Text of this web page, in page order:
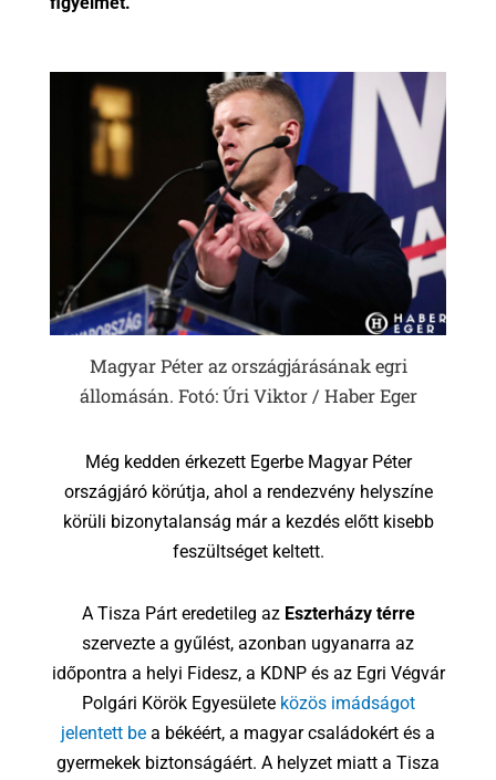
Magyar Péter az országjárásának egri
állomásán. Fotó: Úri Viktor / Haber Eger
Még kedden érkezett Egerbe Magyar Péter
országjáró körútja, ahol a rendezvény helyszíne
körüli bizonytalanság már a kezdés előtt kisebb
feszültséget keltett.
A Tisza Párteredetileg az Eszterházy térre
szervezte a gyűlést, azonban ugyanarra az
időpontra a helyi Fidesz, a KDNPés az Egri Végvár
Polgári Körök Egyesülete közös imádságot
jelentett be a békéért, a magyar családokért és a
gyermekek biztonságáért. A helyzet miatt a Tisza